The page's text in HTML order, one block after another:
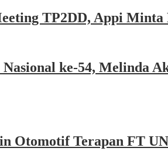
TP2DD, Appi
ke-54, Melinda
Otomotif Terapan FT